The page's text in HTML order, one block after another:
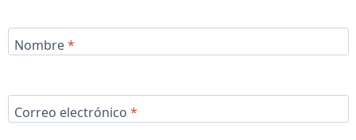
Nombre*
Correo electrónico *